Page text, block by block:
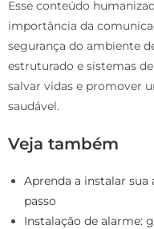
Esse conteúdo
importância da
segurança do ambiente
estruturado e sistemas
salvar vidas e promover
saudável.
Veja também
Aprenda a instalar sua
passo
Instalação de alarme: